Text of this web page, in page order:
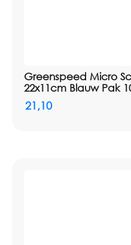
Greenspeed Micro
22x11cm Blauw Pak
21,10